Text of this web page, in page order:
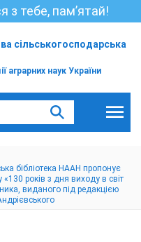
з тебе, пам’ятай!
сільськогосподарська
аграрних наук України
бібліотека НААН пропонує
«130 років з дня виходу в світ
виданого під редакцією